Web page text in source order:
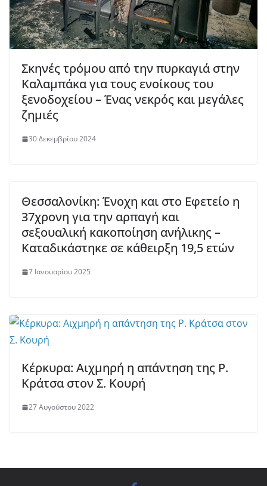
Σκηνές τρόμου από την πυρκαγιά στην
Καλαμπάκα για τους ενοίκους του
ξενοδοχείου – Ένας νεκρός και μεγάλες
ζημιές
30 Δεκεμβρίου 2024
Θεσσαλονίκη: Ένοχη και στο Εφετείο η
37χρονη για την αρπαγή και
σεξουαλική κακοποίηση ανήλικης –
Καταδικάστηκε σε κάθειρξη 19,5 ετών
7 Ιανουαρίου 2025
Κέρκυρα: Αιχμηρή η απάντηση της Ρ.
Κράτσα στον Σ. Κουρή
27 Αυγούστου 2022